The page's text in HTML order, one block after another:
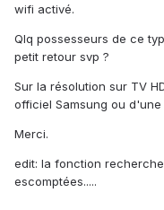
wifi activé.
Qlq possesseurs de ce
petit retour svp ?
Sur la résolution sur TV
officiel Samsung ou d'une
Merci.
edit: la fonction
escomptées.....